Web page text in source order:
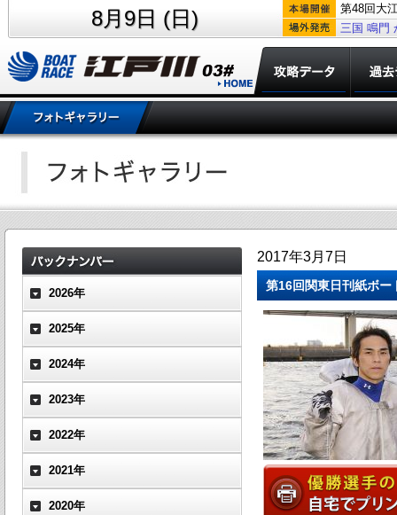
8月9日 (日)
第48回大
三国 鳴門
2026年
2025年
2024年
2023年
2022年
2021年
2020年
2017年3月7日
第16回関東日刊紙ボー